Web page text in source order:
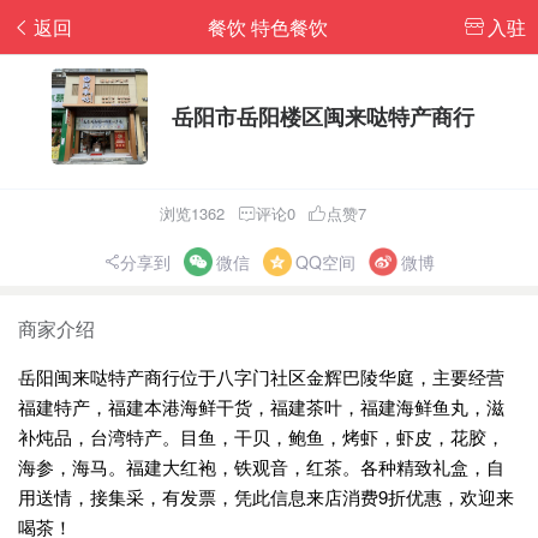
返回 入驻
餐饮 特色餐饮
岳阳市岳阳楼区闽来哒特产商行
浏览1362 评论0 点赞7
分享到 微信 QQ空间 微博
商家介绍
岳阳闽来哒特产商行位于八字门社区金辉巴陵华庭，主要经营
福建特产，福建本港海鲜干货，福建茶叶，福建海鲜鱼丸，滋
补炖品，台湾特产。目鱼，干贝，鲍鱼，烤虾，虾皮，花胶，
海参，海马。福建大红袍，铁观音，红茶。各种精致礼盒，自
用送情，接集采，有发票，凭此信息来店消费9折优惠，欢迎来
喝茶！